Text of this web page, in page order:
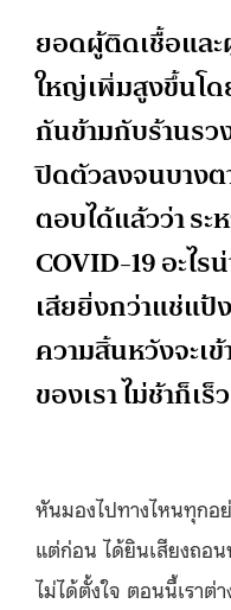
ยอดผู้ติดเชื้อและ
ใหญ่เพิ่มสูงขึ้นโด
กันข้ามกับร้านร
ปิดตัวลงจนบางต
ตอบได้แล้วว่า ร
COVID-19 อะไ
เสียยิ่งกว่าแช่แป้
ความสิ้นหวังจะเ
ของเรา ไม่ช้าก็เร็ว
หันมองไปทางไหนทุกอ
แต่ก่อน ได้ยินเสียงถอ
ไม่ได้ตั้งใจ ตอนนี้เราต่